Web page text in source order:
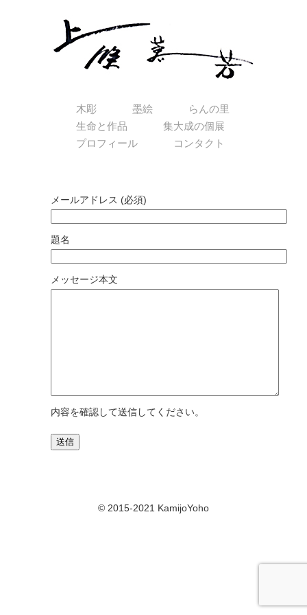
木彫 墨絵
らんの里
生命と作品
集大成の個展
プロフィール
コンタクト
メールアドレス (必須)
題名
メッセージ本文
内容を確認して送信してください。
© 2015-2021 KamijoYoho